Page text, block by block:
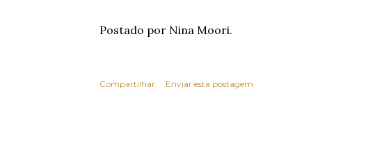
Postado por Nina Moori.
Compartilhar Enviar esta postagem